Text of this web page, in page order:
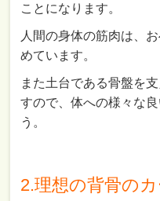
ことになります。
人間の身体の筋肉は、
めています。
また土台である骨盤を
すので、体への様々な
う。
2.理想の背骨の